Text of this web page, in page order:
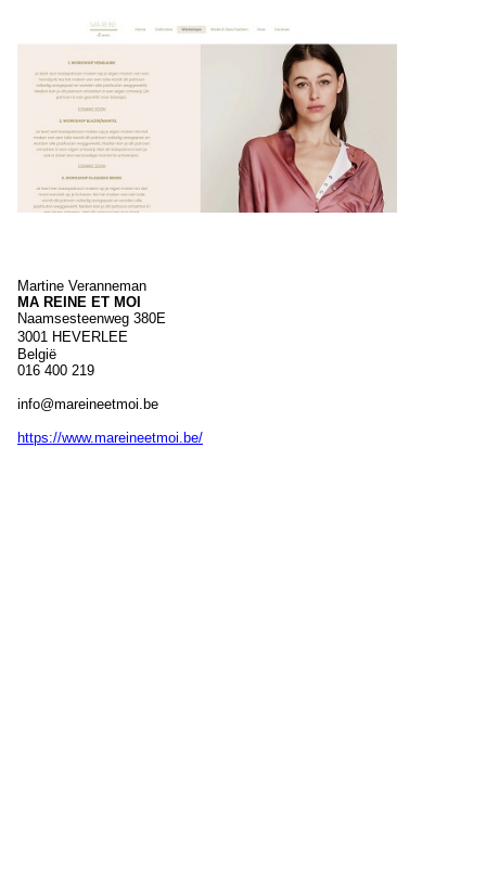
Martine Veranneman
MA REINE ET MOI
Naamsesteenweg 380E
3001 HEVERLEE
België
016 400 219
info@mareineetmoi.be
https://www.mareineetmoi.be/